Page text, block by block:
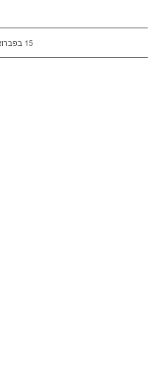
15 בפברואר 2014 /